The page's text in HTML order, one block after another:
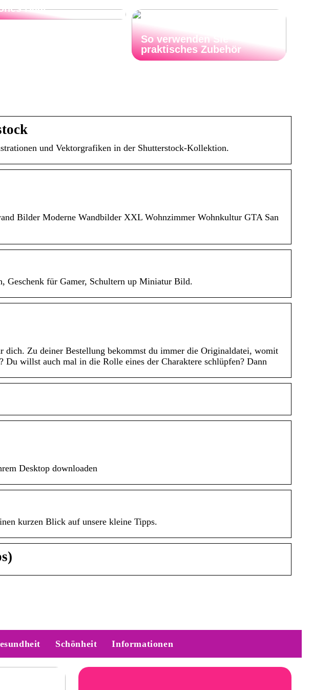
Haar
So verwenden Sie
praktisches Zubehör
und Vektorgrafiken in der Shutterstock-Kollektion.
Bilder Moderne Wandbilder XXL Wohnzimmer Wohnkultur GTA San
Geschenk für Gamer, Schultern up Miniatur Bild.
Zu deiner Bestellung bekommst du immer die Originaldatei, womit
willst auch mal in die Rolle eines der Charaktere schlüpfen? Dann
Desktop downloaden
kurzen Blick auf unsere kleine Tipps.
Schönheit Informationen